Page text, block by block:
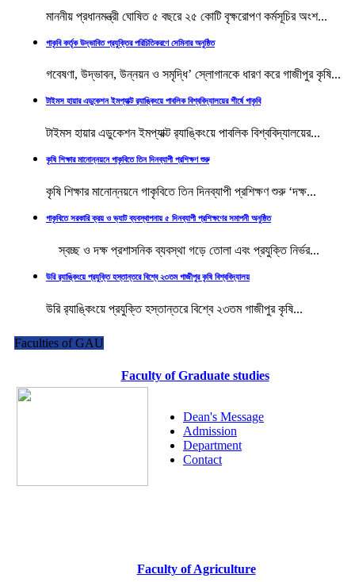
মাননীয় প্রধানমন্ত্রী ঘোষিত ৫ বছরে ২৫ কোটি বৃক্ষরোপণ কর্মসূচির অংশ...
গাকৃবি কর্তৃক উদ্ভাবিত প্রযুক্তির পরিচিতিকরণে সেমিনার অনুষ্ঠিত
গবেষণা, উদ্ভাবন, উন্নয়ন ও সমৃদ্ধি’ স্লোগানকে ধারণ করে গাজীপুর কৃষি...
টাইমস হায়ার এডুকেশন ইমপ্যাক্ট র‍্যাঙ্কিংয়ে পাবলিক বিশ্ববিদ্যালয়ের শীর্ষে গাকৃবি
টাইমস হায়ার এডুকেশন ইমপ্যাক্ট র‌্যাঙ্কিংয়ে পাবলিক বিশ্ববিদ্যালয়ের...
কৃষি শিক্ষার মানোন্নয়নে গাকৃবিতে তিন দিনব্যাপী প্রশিক্ষণ শুরু
কৃষি শিক্ষার মানোন্নয়নে গাকৃবিতে তিন দিনব্যাপী প্রশিক্ষণ শুরু ‘দক্ষ...
গাকৃবিতে সরকারি ক্রয় ও ভ্যাট ব্যবস্থাপনায় ৫ দিনব্যাপী প্রশিক্ষণের সমাপনী অনুষ্ঠিত
স্বচ্ছ ও দক্ষ প্রশাসনিক ব্যবস্থা গড়ে তোলা এবং প্রযুক্তি নির্ভর...
উরি র‌্যাঙ্কিংয়ে প্রযুক্তি হস্তান্তরে বিশ্বে ২৩তম গাজীপুর কৃষি বিশ্ববিদ্যালয়
উরি র‌্যাঙ্কিংয়ে প্রযুক্তি হস্তান্তরে বিশ্বে ২৩তম গাজীপুর কৃষি...
Faculties of GAU
Faculty of Graduate studies
Dean's Message
Admission
Department
Contact
Faculty of Agriculture